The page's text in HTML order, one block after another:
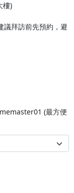
樓)
議拜訪前先預約，避
(最方便